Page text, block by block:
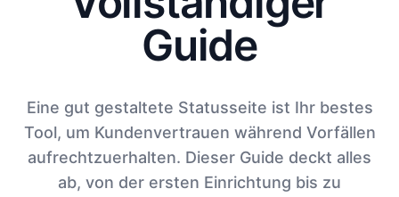
Guide
Eine gut gestaltete Statusseite ist Ihr bestes
Tool, um Kundenvertrauen während Vorfällen
aufrechtzuerhalten. Dieser Guide deckt alles
ab, von der ersten Einrichtung bis zu